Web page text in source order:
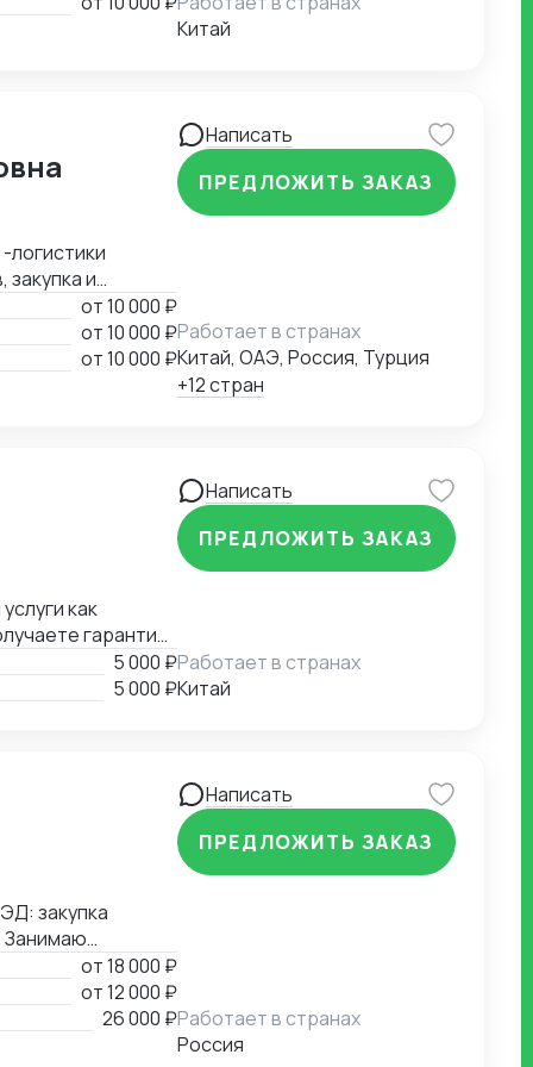
Китай
логистики
и
работаю по
от10 000 ₽
от10 000 ₽
от10 000 ₽
Написать
ПРЕДЛОЖИТЬ ЗАКАЗ
Работает в странах
Китай, ОАЭ, Россия, Турция
+12 стран
как
гарантию
времени и
вам
5 000 ₽
5 000 ₽
Написать
ПРЕДЛОЖИТЬ ЗАКАЗ
Работает в странах
Китай
закупка
Занимаю
холдинге.
оформления
бизнес-
от18 000 ₽
от12 000 ₽
26 000 ₽
Написать
ПРЕДЛОЖИТЬ ЗАКАЗ
Работает в странах
Россия